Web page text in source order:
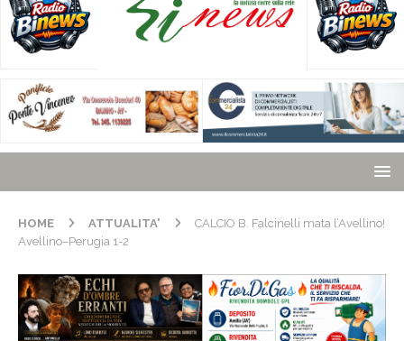
HOME ATTUALITA'
CALCIO B. Falcinelli mata l’Avellino!
Avellino–Perugia 1-2